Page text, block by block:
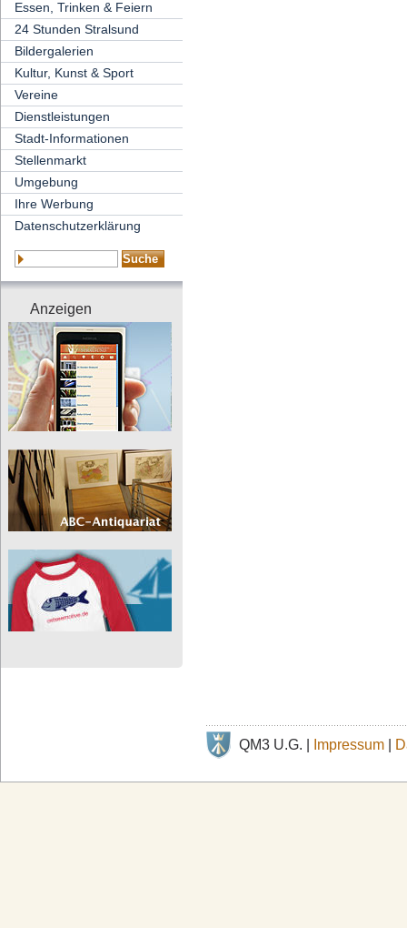
Essen, Trinken & Feiern
24 Stunden Stralsund
Bildergalerien
Kultur, Kunst & Sport
Vereine
Dienstleistungen
Stadt-Informationen
Stellenmarkt
Umgebung
Ihre Werbung
Datenschutzerklärung
Anzeigen
QM3 U.G. | Impressum